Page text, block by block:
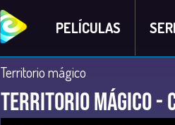
PELÍCULAS
Territorio mágico
Territorio Mágico -